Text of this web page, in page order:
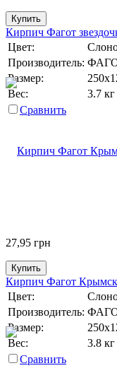
Купить
Кирпич Фагот
Цвет:
Производитель:
Размер:
Вес:
3.7 кг
Сравнить
27,95 грн
Купить
Кирпич Фагот
Цвет:
Производитель:
Размер:
Вес:
3.8 кг
Сравнить